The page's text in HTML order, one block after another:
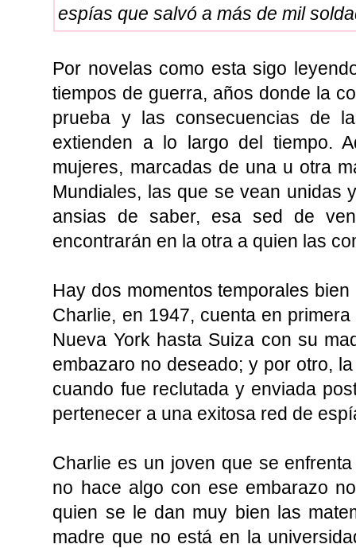
espías que salvó a más de mil
Por novelas como esta sigo
tiempos de guerra, años donde la
prueba y las consecuencias de
extienden a lo largo del tiempo.
mujeres, marcadas de una u otra
Mundiales, las que se vean unidas
ansias de saber, esa sed de
encontrarán en la otra a quien las
Hay dos momentos temporales
Charlie, en 1947, cuenta en
Nueva York hasta Suiza con su
embazaro no deseado; y por otro,
cuando fue reclutada y enviada
pertenecer a una exitosa red de
Charlie es un joven que se
no hace algo con ese embarazo
quien se le dan muy bien las
madre que no está en la